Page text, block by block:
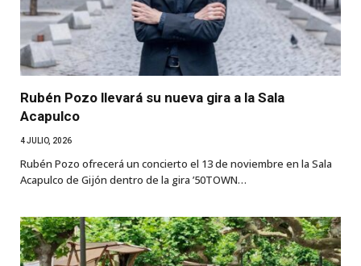
Rubén Pozo llevará su nueva gira a la Sala
Acapulco
4 JULIO, 2026
Rubén Pozo ofrecerá un concierto el 13 de noviembre en la Sala
Acapulco de Gijón dentro de la gira ’50TOWN…